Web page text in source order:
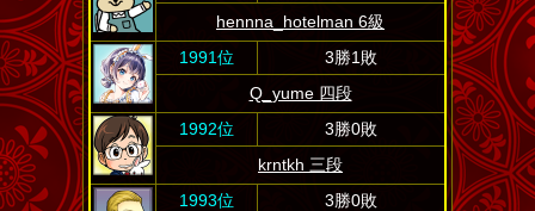
hennna_hotelman 6級
1991位
3勝1敗
Q_yume 四段
1992位
3勝0敗
krntkh 三段
1993位
3勝0敗